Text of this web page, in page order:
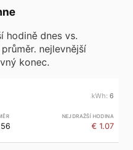
hodině dnes vs.
nejlevnější
konec.
6
€ 1.07